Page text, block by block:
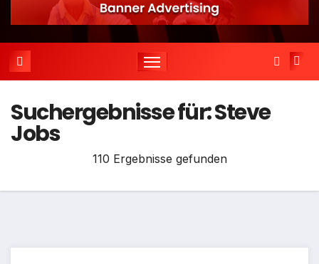
Suchergebnisse für:Steve
Jobs
110 Ergebnisse gefunden